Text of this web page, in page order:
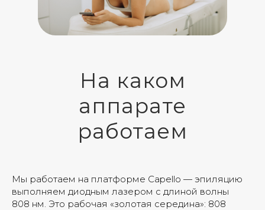
На каком
аппарате
работаем
Мы работаем на платформе Capello — эпиляцию
выполняем диодным лазером с длиной волны
808 нм. Это рабочая «золотая середина»: 808